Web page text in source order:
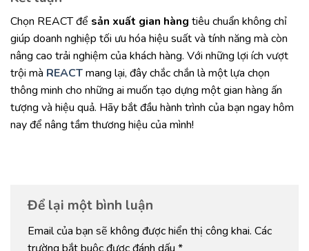
Chọn REACT để sản xuất gian hàng tiêu chuẩn không chỉ
giúp doanh nghiệp tối ưu hóa hiệu suất và tính năng mà còn
nâng cao trải nghiệm của khách hàng. Với những lợi ích vượt
trội mà REACTmang lại, đây chắc chắn là một lựa chọn
thông minh cho những ai muốn tạo dựng một gian hàng ấn
tượng và hiệu quả. Hãy bắt đầu hành trình của bạn ngay hôm
nay để nâng tầm thương hiệu của mình!
Để lại một bình luận
Email của bạn sẽ không được hiển thị công khai. Các